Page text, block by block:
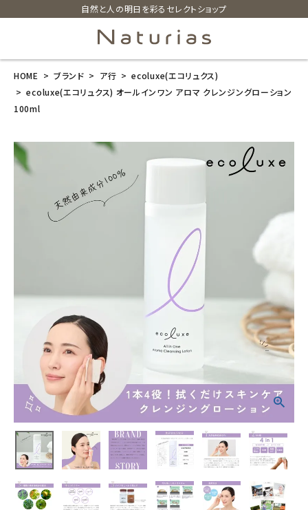
自然と人の明日を彩るセレクトショップ
search
ecoluxe(エコ
(税込)
ホーム
新商品
カテゴリーから探す
美容・コスメ・香水
衛生用品
HOME ブランド ア行
ecoluxe(エコリュクス)
ecoluxe(エコリュクス) オールインワン アロマ クレンジングローション
100ml